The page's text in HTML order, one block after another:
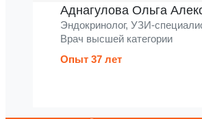
Аднагулова Ольга
Эндокринолог, УЗИ-
Врач высшей категории
Опыт 37 лет